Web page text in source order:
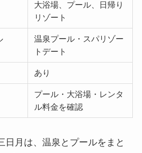
大浴場、プール、日帰り
リゾート
温泉プール・スパリゾー
トデート
あり
プール・大浴場・レンタ
ル料金を確認
日月は、温泉とプールをまと